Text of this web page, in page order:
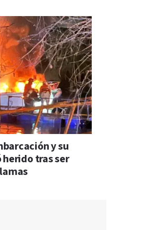
y su
tras ser